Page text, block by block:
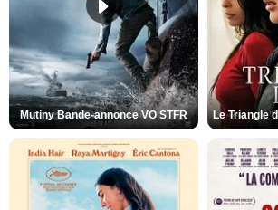
Mutiny Bande-annonce VO STFR Le Triangle